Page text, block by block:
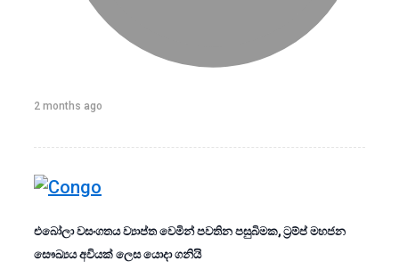
2 months ago
එබෝලා වසංගතය ව්‍යාප්ත වෙමින් පවතින පසුබිමක, ට්‍රම්ප් මහජන
සෞඛ්‍යය අවියක් ලෙස යොදා ගනියි